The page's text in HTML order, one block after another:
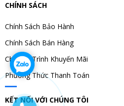
CHÍNH SÁCH
Chính Sách Bảo Hành
Chính Sách Bán Hàng
Chương Trình Khuyến Mãi
Phương Thức Thanh Toán
KẾT NỐI VỚI CHÚNG TÔI